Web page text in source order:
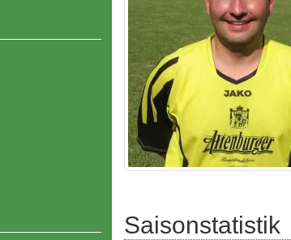
Saisonstatistik